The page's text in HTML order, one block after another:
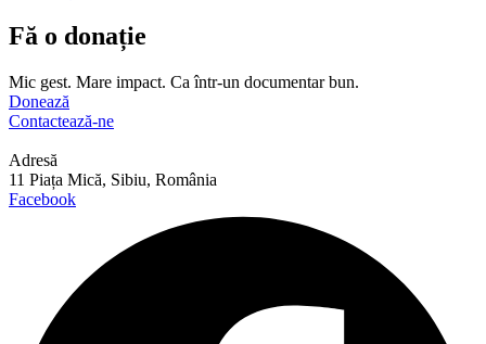
Fă o donație
Mic gest. Mare impact. Ca într-un documentar bun.
Donează
Contactează-ne
Adresă
11 Piața Mică, Sibiu, România
Facebook